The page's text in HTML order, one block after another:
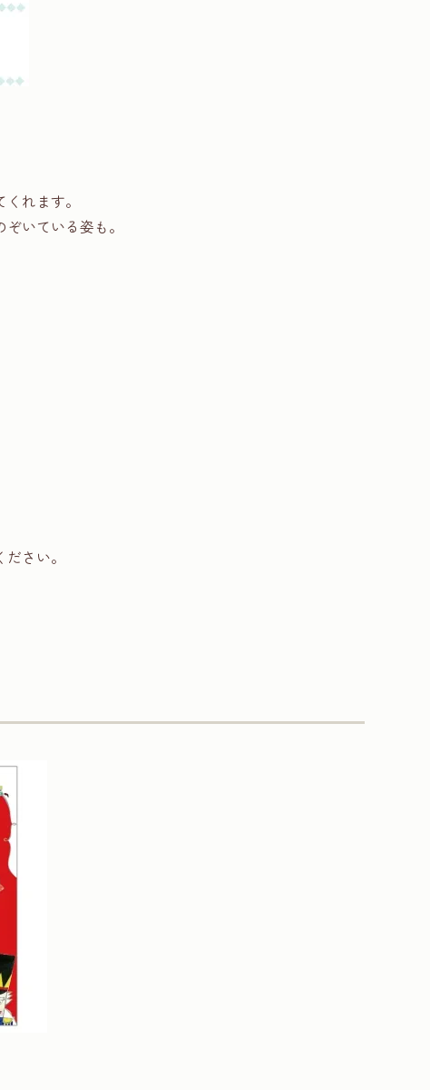
れます。
いている姿も。
さい。